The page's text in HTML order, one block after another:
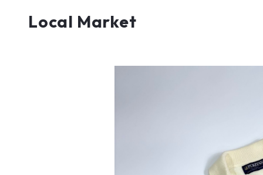
Local Market